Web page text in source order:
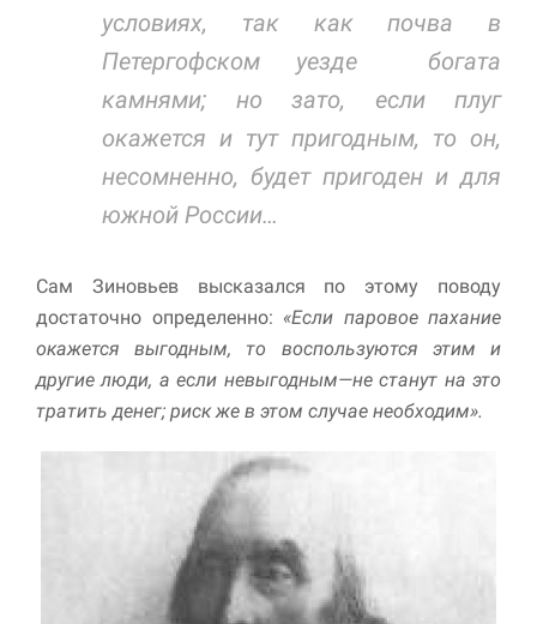
условиях, так как почва в
Петергофском уезде богата
камнями; но зато, если плуг
окажется и тут пригодным, то он,
несомненно, будет пригоден и для
южной России…
Сам Зиновьев высказался по этому поводу
достаточно определенно: «Если паровое пахание
окажется выгодным, то воспользуются этим и
другие люди, а если невыгодным—не станут на это
тра­тить денег; риск же в этом случае необходим».